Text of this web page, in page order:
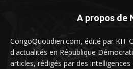
A propos de
CongoQuotidien.com, édité par KIT
d'actualités en République
articles, rédigés par des